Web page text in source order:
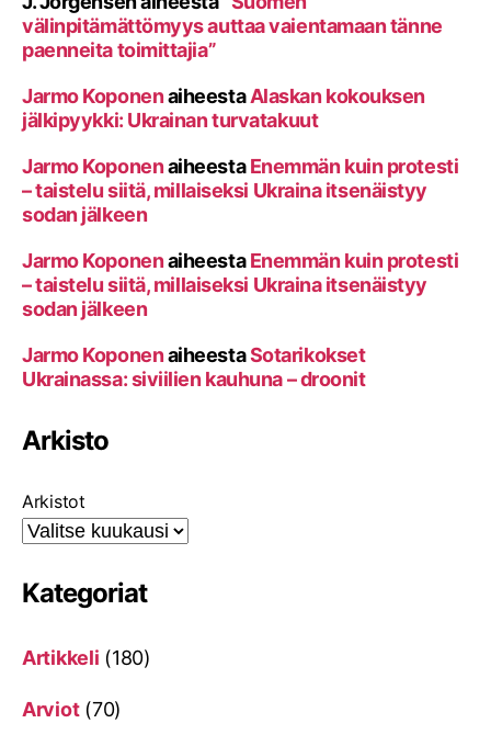
välinpitämättömyys auttaa vaientamaan tänne
paenneita toimittajia”
Jarmo KoponenaiheestaAlaskan kokouksen
jälkipyykki: Ukrainan turvatakuut
Jarmo KoponenaiheestaEnemmän kuin protesti
– taistelu siitä, millaiseksi Ukraina itsenäistyy
sodan jälkeen
Jarmo KoponenaiheestaEnemmän kuin protesti
– taistelu siitä, millaiseksi Ukraina itsenäistyy
sodan jälkeen
Jarmo KoponenaiheestaSotarikokset
Ukrainassa: siviilien kauhuna – droonit
Arkisto
Arkistot
Kategoriat
Artikkeli (180)
Arviot(70)